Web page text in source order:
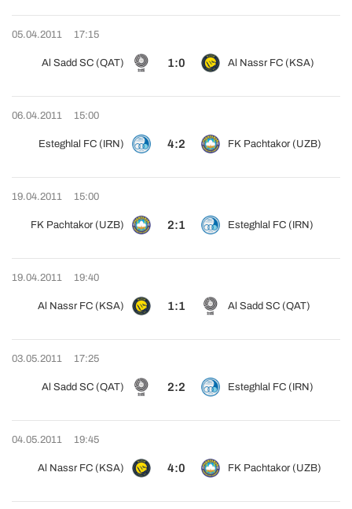
05.04.2011 17:15
Al Sadd SC (QAT) 1:0 Al Nassr FC (KSA)
06.04.2011 15:00
Esteghlal FC (IRN) 4:2 FK Pachtakor (UZB)
19.04.2011 15:00
FK Pachtakor (UZB) 2:1 Esteghlal FC (IRN)
19.04.2011 19:40
Al Nassr FC (KSA) 1:1 Al Sadd SC (QAT)
03.05.2011 17:25
Al Sadd SC (QAT) 2:2 Esteghlal FC (IRN)
04.05.2011 19:45
Al Nassr FC (KSA) 4:0 FK Pachtakor (UZB)